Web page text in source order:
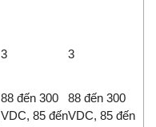
3 3
88 đến 300
VDC, 85 đến
88 đến 300
VDC, 85 đến